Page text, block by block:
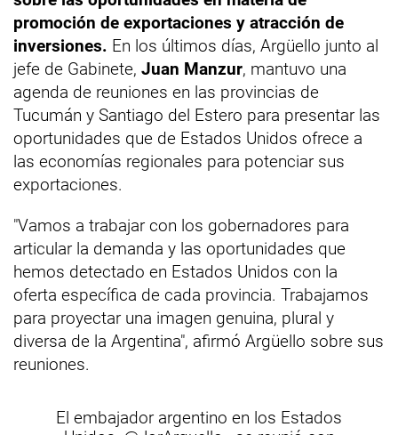
promoción de exportaciones y atracción de
inversiones. En los últimos días, Argüello junto al
jefe de Gabinete, Juan Manzur, mantuvo una
agenda de reuniones en las provincias de
Tucumán y Santiago del Estero para presentar las
oportunidades que de Estados Unidos ofrece a
las economías regionales para potenciar sus
exportaciones.
"Vamos a trabajar con los gobernadores para
articular la demanda y las oportunidades que
hemos detectado en Estados Unidos con la
oferta específica de cada provincia. Trabajamos
para proyectar una imagen genuina, plural y
diversa de la Argentina", afirmó Argüello sobre sus
reuniones.
El embajador argentino en los Estados